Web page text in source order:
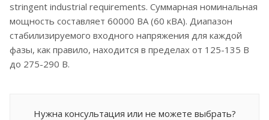
stringent industrial requirements. Суммарная номинальная
мощность составляет 60000 ВА (60 кВА). Диапазон
стабилизируемого входного напряжения для каждой
фазы, как правило, находится в пределах от 125-135 В
до 275-290 В.
Нужна консультация или не можете выбрать?